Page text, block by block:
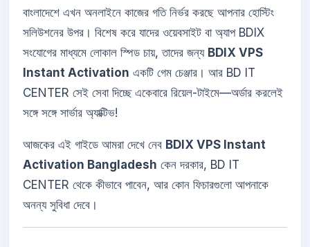
বাংলাদেশে এখন অনলাইনে কাজের গতি নির্ভর করছে আপনার হোস্টিং
সলিউশনের উপর। বিশেষ করে যাদের ওয়েবসাইট বা অ্যাপ BDIX
সংযোগের মাধ্যমে লোকাল স্পিড চায়, তাদের জন্য BDIX VPS
Instant Activation একটি গেম চেঞ্জার। আর BD IT
CENTER সেই সেবা দিচ্ছে একেবারে রিয়েল-টাইমে—অর্ডার করলেই
সঙ্গে সঙ্গে সার্ভার অ্যাক্টিভ!
আজকের এই গাইডে আমরা দেখে নেব BDIX VPS Instant
Activation Bangladesh কেন দরকার, BD IT
CENTER থেকে কীভাবে পাবেন, আর কোন ফিচারগুলো আপনাকে
অনন্য সুবিধা দেবে।